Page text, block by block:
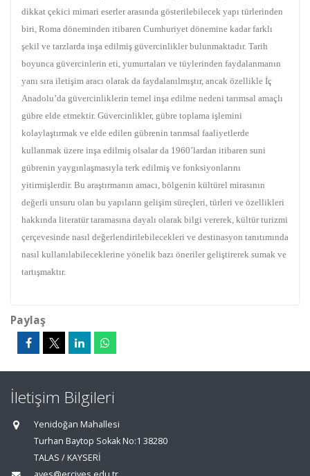
dikkat çekici mimari eserler arasında gösterilebilecek yapı türlerinden
biri, Roma döneminden itibaren Cumhuriyet dönemine kadar farklı
şekil ve tarzlarda inşa edilmiş güvercinlikler bulunmaktadır. Tarih
boyunca güvercinlerin eti, yumurtaları ve tüylerinden faydalanmanın
yanı sıra iletişim aracı olarak da faydalanılmıştır, ancak özellikle İç
Anadolu’da güvercinliklerin temel inşa edilme nedeni tarımsal amaçlı
gübre elde etmektir. Güvercinlikler, gübre toplama işlemini
kolaylaştırmak ve elde edilen gübrenin tarımsal faaliyetlerde
kullanmak üzere inşa edilmiş olsalar da 1960’lardan itibaren suni
gübrenin yaygınlaşmasıyla terk edilmiş ve fonksiyonlarını
yitirmişlerdir. Bu araştırmanın amacı, bölgenin kültürel mirasının
değerli unsuru olan bu yapıların gelişim süreçleri, türleri ve özellikleri
hakkında literatür taramasına dayalı olarak bilgi vererek, kültür turizmi
çerçevesinde nasıl değerlendirilebilecekleri ve destinasyon tanıtımında
nasıl kullanılabileceklerine yönelik bazı öneriler geliştirerek sumak ve
tartışmaktır.
Paylaş
İletişim Bilgileri
Yenidoğan Mahallesi
Turhan Baytop Sokak No:1 38280
TALAS / KAYSERİ